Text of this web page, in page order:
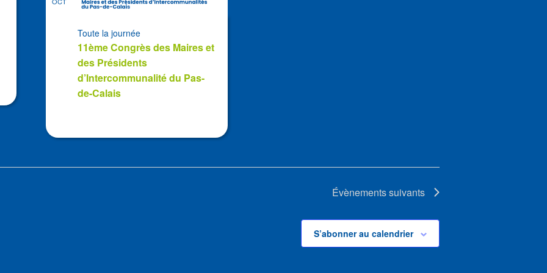
11ème Congrès des Maires et
des Présidents
d’Intercommunalité du Pas-
de-Calais
Toute la journée
Évènementssuivants
S’abonner au calendrier